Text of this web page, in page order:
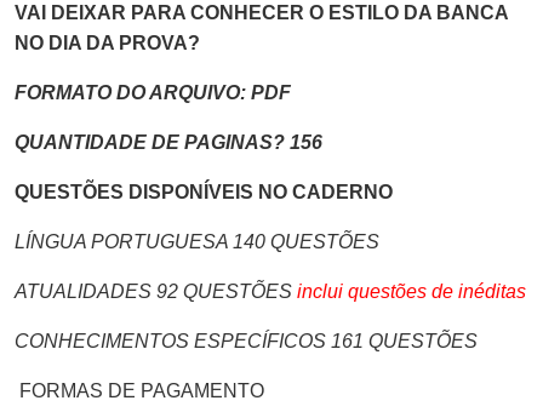
VAI DEIXAR PARA CONHECER O ESTILO DA BANCA
NO DIA DA PROVA?
FORMATO DO ARQUIVO: PDF
QUANTIDADE DE PAGINAS? 156
QUESTÕES DISPONÍVEIS NO CADERNO
LÍNGUA PORTUGUESA 140 QUESTÕES
ATUALIDADES 92 QUESTÕES inclui questões de inéditas
CONHECIMENTOS ESPECÍFICOS 161 QUESTÕES
FORMAS DE PAGAMENTO